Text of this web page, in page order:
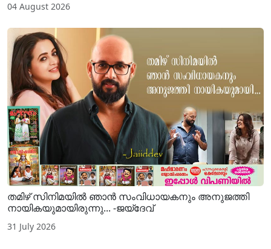
04 August 2026
തമിഴ് സിനിമയില്‍ ഞാന്‍ സംവിധായകനും അനുജത്തി
നായികയുമായിരുന്നു... -ജയ്ദേവ്
31 July 2026